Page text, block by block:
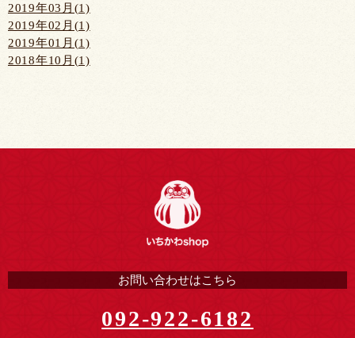
2019年03月(1)
2019年02月(1)
2019年01月(1)
2018年10月(1)
お問い合わせはこちら
092-922-6182